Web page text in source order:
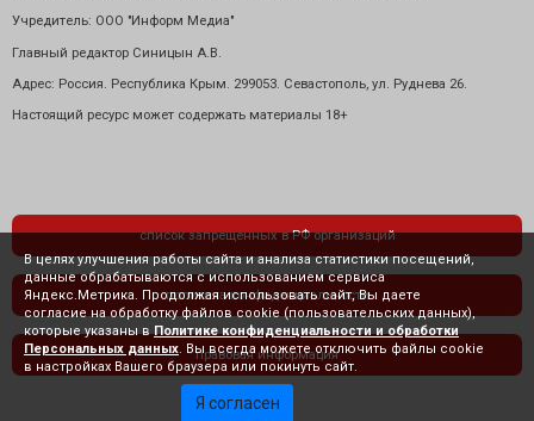
Учредитель: ООО "Информ Медиа"
Главный редактор Синицын А.В.
Адрес: Россия. Республика Крым. 299053. Севастополь, ул. Руднева 26.
Настоящий ресурс может содержать материалы 18+
список запрещенных в РФ организаций
политика конфиденциальности
правовая информация
В целях улучшения работы сайта и анализа статистики посещений,
данные обрабатываются с использованием сервиса
Яндекс.Метрика. Продолжая использовать сайт, Вы даете
согласие на обработку файлов cookie (пользовательских данных),
которые указаны в Политике конфиденциальности и обработки
Персональных данных . Вы всегда можете отключить файлы cookie
в настройках Вашего браузера или покинуть сайт.
Я согласен